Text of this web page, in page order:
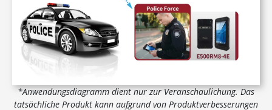
*Anwendungsdiagramm dient nur zur Veranschaulichung. Das
tatsächliche Produkt kann aufgrund von Produktverbesserungen